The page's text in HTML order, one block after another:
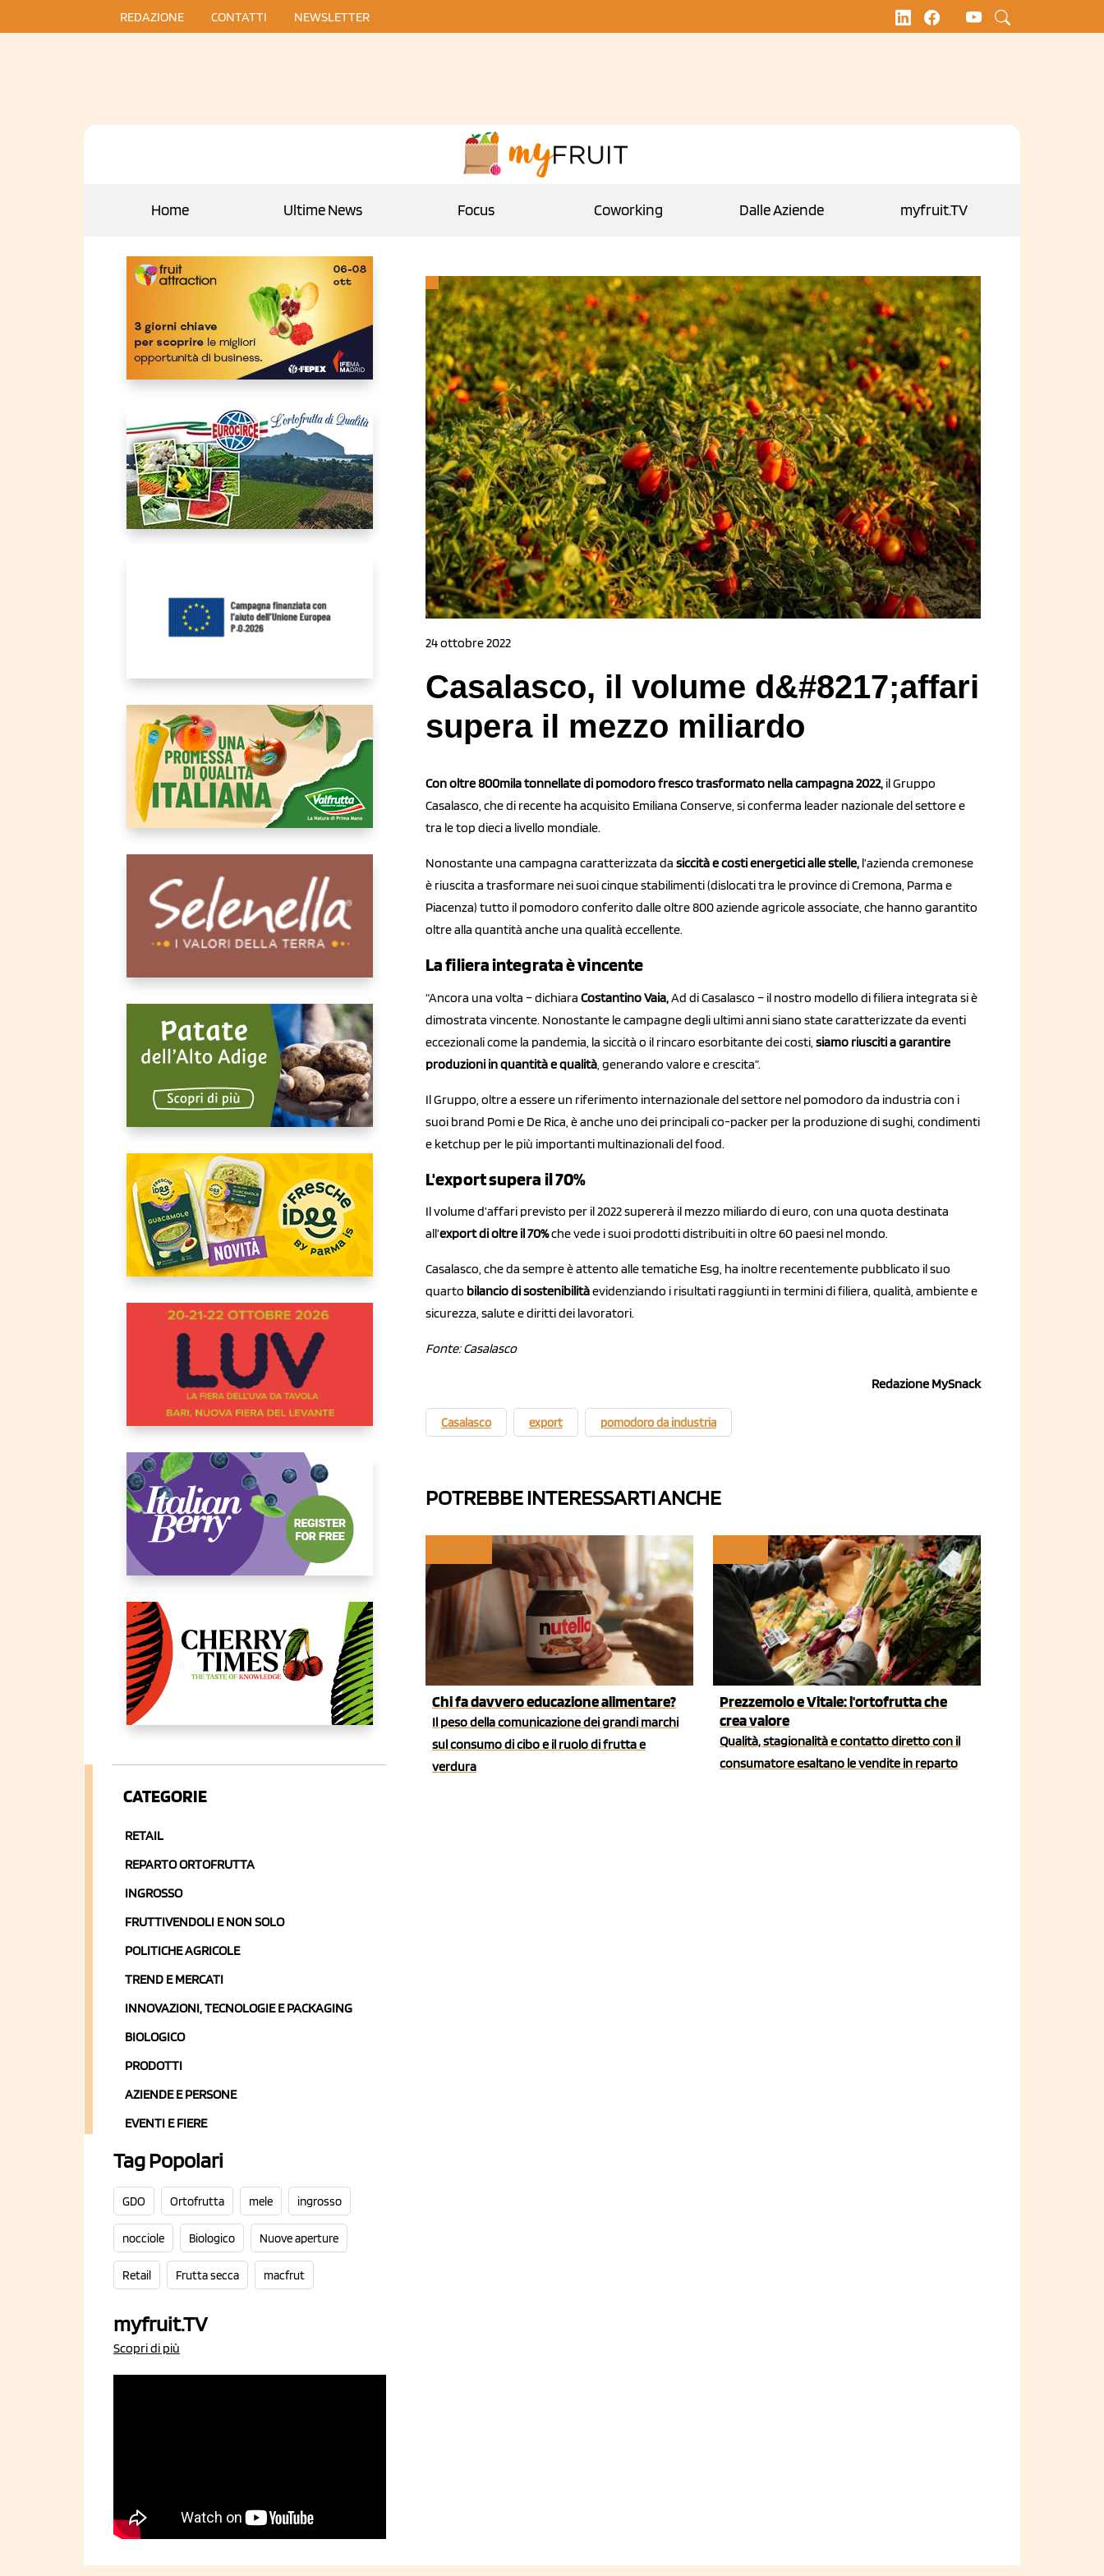
REDAZIONE CONTATTI NEWSLETTER
Home Ultime News Focus Coworking Dalle Aziende myfruit.TV
CATEGORIE
RETAIL
REPARTO ORTOFRUTTA
INGROSSO
FRUTTIVENDOLI E NON SOLO
POLITICHE AGRICOLE
TREND E MERCATI
INNOVAZIONI, TECNOLOGIE E PACKAGING
BIOLOGICO
PRODOTTI
AZIENDE E PERSONE
EVENTI E FIERE
Tag Popolari
GDO Ortofrutta mele ingrosso
nocciole Biologico Nuove aperture
Retail Frutta secca macfrut
myfruit.TV
Scopri di più
24 ottobre 2022
Casalasco, il volume d&#8217;affari
supera il mezzo miliardo
Con oltre 800mila tonnellate di pomodoro fresco trasformato nella campagna 2022, il Gruppo
Casalasco, che di recente ha acquisito Emiliana Conserve, si conferma leader nazionale del settore e
tra le top dieci a livello mondiale.
Nonostante una campagna caratterizzata da siccità e costi energetici alle stelle, l’azienda cremonese
è riuscita a trasformare nei suoi cinque stabilimenti (dislocati tra le province di Cremona, Parma e
Piacenza) tutto il pomodoro conferito dalle oltre 800 aziende agricole associate, che hanno garantito
oltre alla quantità anche una qualità eccellente.
La filiera integrata è vincente
“Ancora una volta – dichiara Costantino Vaia,Ad di Casalasco – il nostro modello di filiera integrata si è
dimostrata vincente. Nonostante le campagne degli ultimi anni siano state caratterizzate da eventi
eccezionali come la pandemia, la siccità o il rincaro esorbitante dei costi, siamo riusciti a garantire
produzioni in quantità e qualità , generando valore e crescita”.
Il Gruppo, oltre a essere un riferimento internazionale del settore nel pomodoro da industria con i
suoi brand Pomi e De Rica, è anche uno dei principali co-packer per la produzione di sughi, condimenti
e ketchup per le più importanti multinazionali del food.
L'export supera il 70%
Il volume d’affari previsto per il 2022 supererà il mezzo miliardo di euro, con una quota destinata
all’export di oltre il 70%che vede i suoi prodotti distribuiti in oltre 60 paesi nel mondo.
Casalasco, che da sempre è attento alle tematiche Esg, ha inoltre recentemente pubblicato il suo
quarto bilancio di sostenibilitàevidenziando i risultati raggiunti in termini di filiera, qualità, ambiente e
sicurezza, salute e diritti dei lavoratori.
Fonte: Casalasco
Redazione MySnack
Casalasco export pomodoro da industria
POTREBBE INTERESSARTI ANCHE
Chi fa davvero educazione alimentare?
Il peso della comunicazione dei grandi marchi
sul consumo di cibo e il ruolo di frutta e
verdura
Prezzemolo e Vitale: l'ortofrutta che
crea valore
Qualità, stagionalità e contatto diretto con il
consumatore esaltano le vendite in reparto